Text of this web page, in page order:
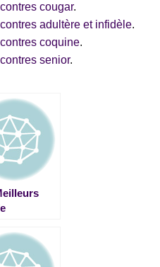
cougar.
adultère et infidèle.
coquine.
senior.
sur le